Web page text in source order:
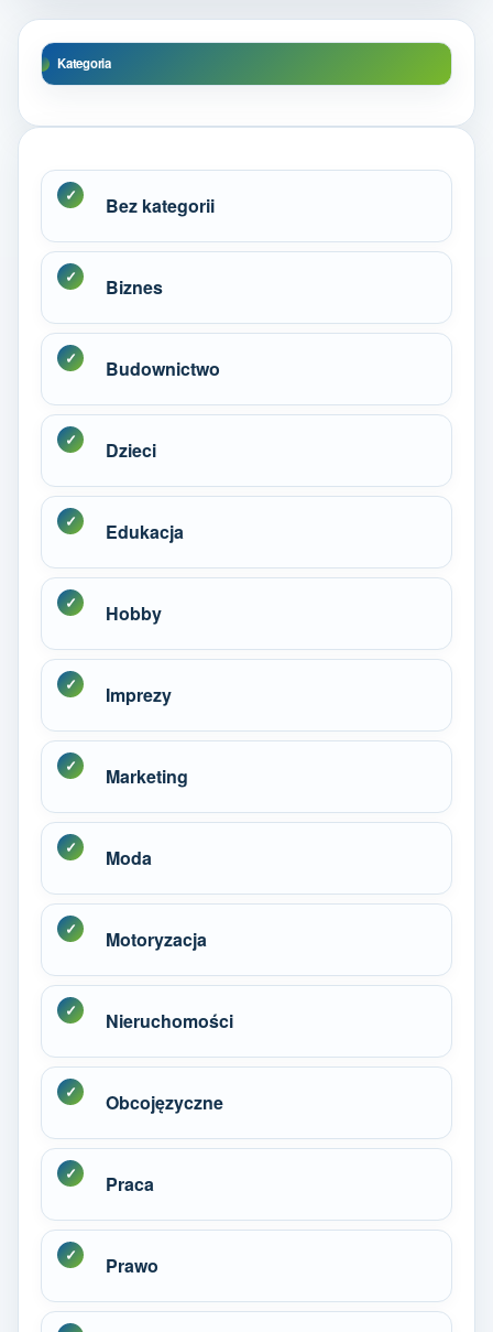
Kategoria
Bez kategorii
Biznes
Budownictwo
Dzieci
Edukacja
Hobby
Imprezy
Marketing
Moda
Motoryzacja
Nieruchomości
Obcojęzyczne
Praca
Prawo